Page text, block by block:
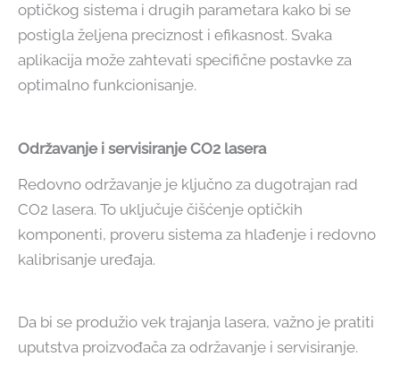
optičkog sistema i drugih parametara kako bi se
postigla željena preciznost i efikasnost. Svaka
aplikacija može zahtevati specifične postavke za
optimalno funkcionisanje.
Održavanje i servisiranje CO2 lasera
Redovno održavanje je ključno za dugotrajan rad
CO2 lasera. To uključuje čišćenje optičkih
komponenti, proveru sistema za hlađenje i redovno
kalibrisanje uređaja.
Da bi se produžio vek trajanja lasera, važno je pratiti
uputstva proizvođača za održavanje i servisiranje.